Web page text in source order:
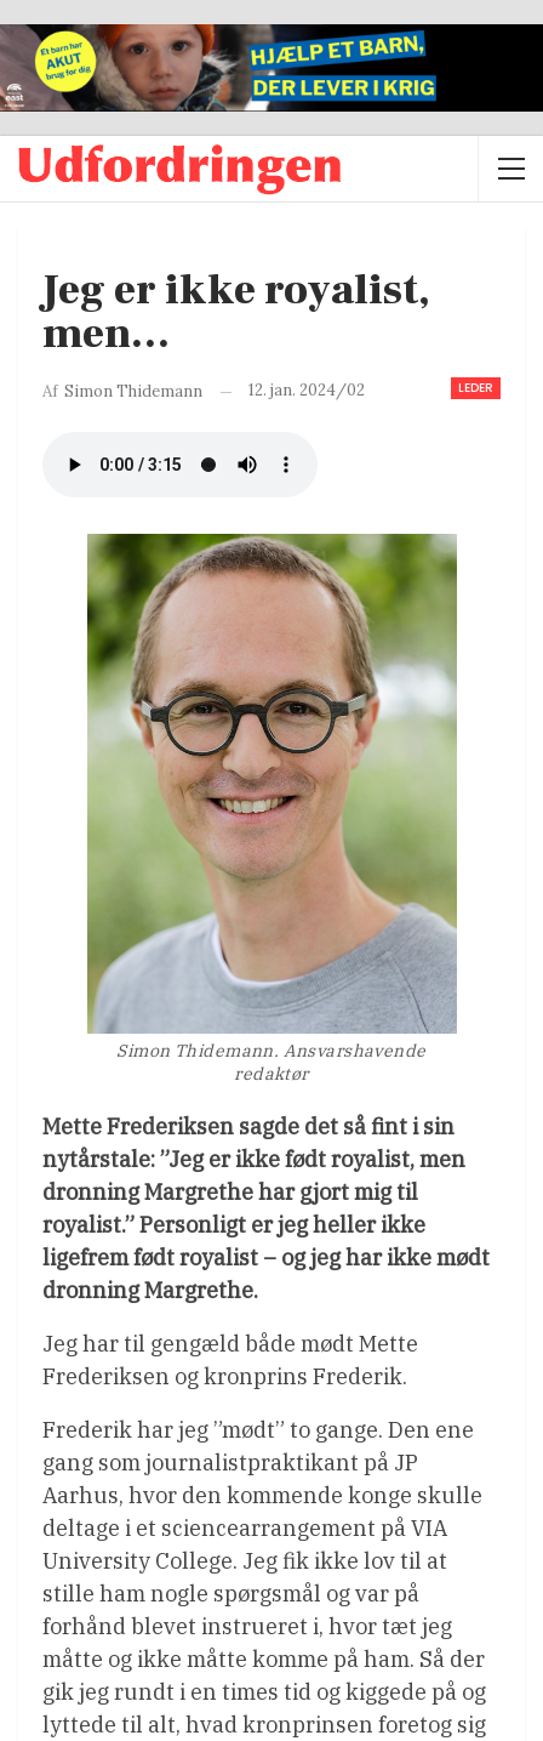
Jeg er ikke royalist,
men…
LEDER
Af Simon Thidemann 12. jan. 2024/02
Simon Thidemann. Ansvarshavende
redaktør
Mette Frederiksen sagde det så fint i sin
nytårstale: ”Jeg er ikke født royalist, men
dronning Margrethe har gjort mig til
royalist.” Personligt er jeg heller ikke
ligefrem født royalist – og jeg har ikke mødt
dronning Margrethe.
Jeg har til gengæld både mødt Mette
Frederiksen og kronprins Frederik.
Frederik har jeg ”mødt” to gange. Den ene
gang som journalistpraktikant på JP
Aarhus, hvor den kommende konge skulle
deltage i et sciencearrangement på VIA
University College. Jeg fik ikke lov til at
stille ham nogle spørgsmål og var på
forhånd blevet instrueret i, hvor tæt jeg
måtte og ikke måtte komme på ham. Så der
gik jeg rundt i en times tid og kiggede på og
lyttede til alt, hvad kronprinsen foretog sig